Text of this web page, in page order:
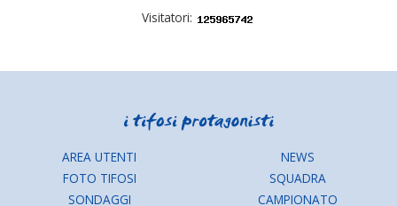
Visitatori:
AREA UTENTI
FOTO TIFOSI
SONDAGGI
NEWS
SQUADRA
CAMPIONATO